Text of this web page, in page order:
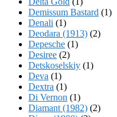
Demissum Bastard (1)
Denali (1)
Deodara (1913) (2)
Depesche (1)
Desiree (2)
Detskoselskiy (1)
Deva (1)
Dextra (1)
Di Vernon (1)
Diamant (1982) (2)